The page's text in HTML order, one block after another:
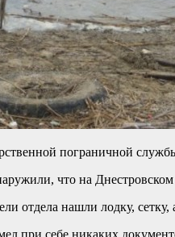
пограничной
что на
отдела нашли лодку,
при себе никаких